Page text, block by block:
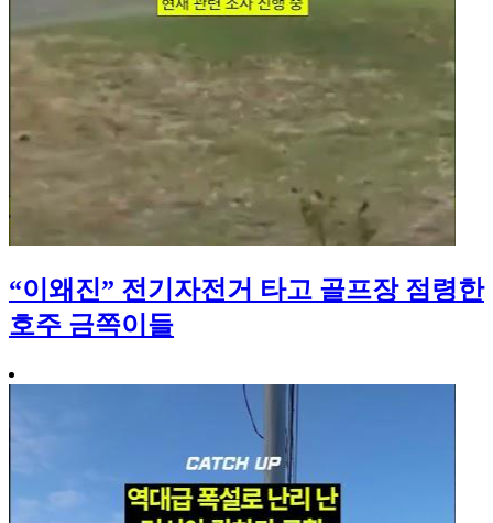
“이왜진” 전기자전거 타고 골프장 점령한
호주 금쪽이들